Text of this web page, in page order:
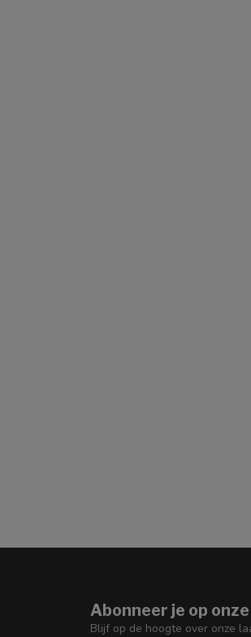
Abonneer je op
Blijf op de hoogte over onze